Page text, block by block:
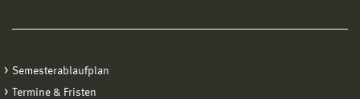
Semesterablaufplan
Termine & Fristen